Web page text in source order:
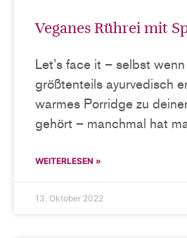
Veganes Rührei mit
Let’s face it – selbst
größtenteils ayurvedisch
warmes Porridge zu
gehört – manchmal hat
WEITERLESEN »
13. Oktober 2022